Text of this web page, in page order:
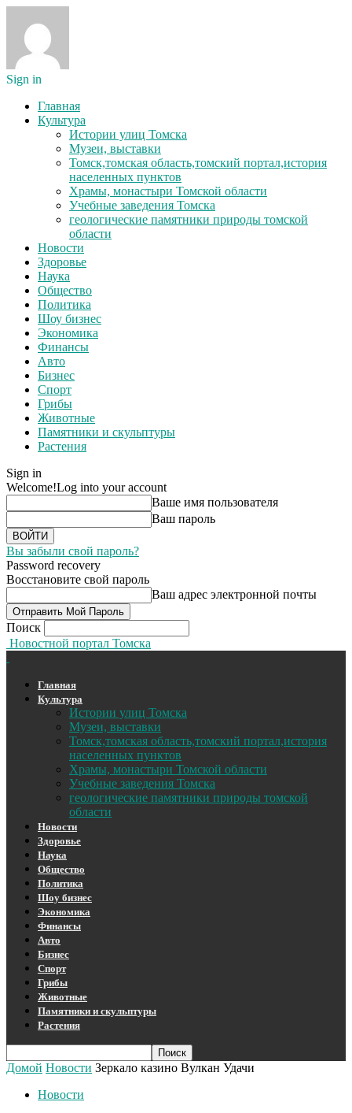
Sign in
Главная
Культура
Истории улиц Томска
Музеи, выставки
Томск,томская область,томский портал,история
населенных пунктов
Храмы, монастыри Томской области
Учебные заведения Томска
геологические памятники природы томской
области
Новости
Здоровье
Наука
Общество
Политика
Шоу бизнес
Экономика
Финансы
Авто
Бизнес
Спорт
Грибы
Животные
Памятники и скульптуры
Растения
Sign in
Welcome!Log into your account
Ваше имя пользователя
Ваш пароль
Вы забыли свой пароль?
Password recovery
Восстановите свой пароль
Ваш адрес электронной почты
Поиск
Новостной портал Томска
Главная
Культура
Истории улиц Томска
Музеи, выставки
Томск,томская область,томский портал,история
населенных пунктов
Храмы, монастыри Томской области
Учебные заведения Томска
геологические памятники природы томской
области
Новости
Здоровье
Наука
Общество
Политика
Шоу бизнес
Экономика
Финансы
Авто
Бизнес
Спорт
Грибы
Животные
Памятники и скульптуры
Растения
Домой Новости Зеркало казино Вулкан Удачи
Новости